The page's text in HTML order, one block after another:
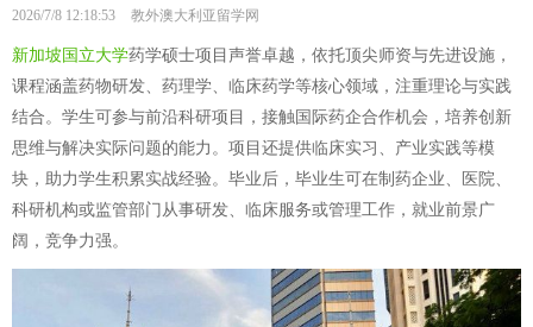
2026/7/8 12:18:53 教外澳大利亚留学网
新加坡国立大学药学硕士项目声誉卓越，依托顶尖师资与先进设施，
课程涵盖药物研发、药理学、临床药学等核心领域，注重理论与实践
结合。学生可参与前沿科研项目，接触国际药企合作机会，培养创新
思维与解决实际问题的能力。项目还提供临床实习、产业实践等模
块，助力学生积累实战经验。毕业后，毕业生可在制药企业、医院、
科研机构或监管部门从事研发、临床服务或管理工作，就业前景广
阔，竞争力强。